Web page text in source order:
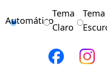
Automático
Tema
Claro
Tema